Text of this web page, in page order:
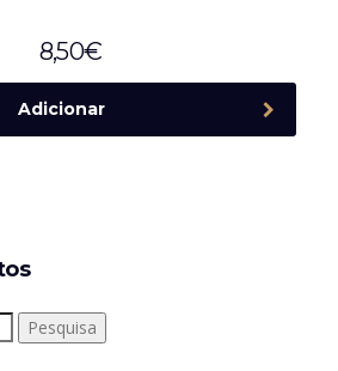
8,50€
Adicionar
Pesquisa